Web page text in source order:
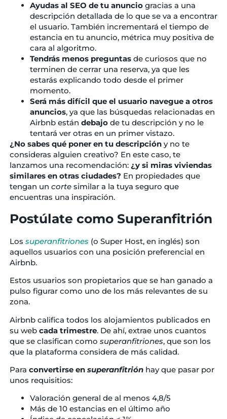
Ayudas al SEO de tu anuncio gracias a una
descripción detallada de lo que se va a encontrar
el usuario. También incrementará el tiempo de
estancia en tu anuncio, métrica muy positiva de
cara al algoritmo.
Tendrás menos preguntasde curiosos que no
terminen de cerrar una reserva, ya que les
estarás explicando todo desde el primer
momento.
Será más difícil que el usuario navegue a otros
anuncios, ya que las búsquedas relacionadas en
Airbnb están debajode tu descripción y no le
tentará ver otras en un primer vistazo.
¿No sabes qué poner en tu descripcióny no te
consideras alguien creativo? En este caso, te
lanzamos una recomendación: ¿y si miras viviendas
similares en otras ciudades? En propiedades que
tengan un cortesimilar a la tuya seguro que
encuentras una inspiración.
Postúlate como Superanfitrión
Los superanfitriones (o Super Host, en inglés) son
aquellos usuarios con una posición preferencial en
Airbnb.
Estos usuarios son propietarios que se han ganado a
pulso figurar como uno de los más relevantes de su
zona.
Airbnb califica todos los alojamientos publicados en
su web cada trimestre. De ahí, extrae unos cuantos
que se clasifican como superanfitriones, que son los
que la plataforma considera de más calidad.
Para convertirse en superanfitriónhay que pasar por
unos requisitios:
Valoración general de al menos 4,8/5
Más de 10 estancias en el último año